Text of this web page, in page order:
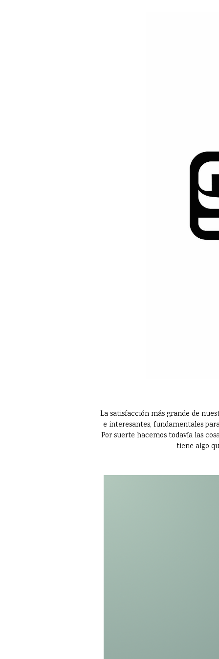
La satisfacción más grande de
e interesantes, fundamentales
Por suerte hacemos todavía las
tiene algo